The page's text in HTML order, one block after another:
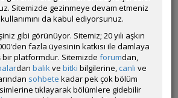
Sitemizde gezinmeye devam etmeniz
da kabul ediyorsunuz.
gibi görünüyor. Sitemiz; 20 yılı aşkın
fazla üyesinin katkısı ile damlaya
bir platformdur. Sitemizde forumdan,
dan balıkve bitki bilgilerine, canlı ve
sohbete kadar pek çok bölüm
tıklayarak bölümlere gidebilir